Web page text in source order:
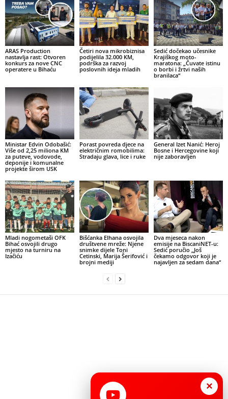
ARAS Production
nastavlja rast: Otvoren
konkurs za nove CNC
operatere u Bihaću
Četiri nova mikrobiznisa
podijelila 32.000 KM,
podrška za razvoj
poslovnih ideja mladih
Sedić dočekao učesnike
Krajiškog moto-
maratona: „Čuvate istinu
o borbi i žrtvi naših
branilaca“
Ministar Edvin Odobašić:
Više od 2,25 miliona KM
za puteve, vodovode,
deponije i komunalne
projekte širom USK
Porast povreda djece na
električnim romobilima:
Stradaju glava, lice i ruke
General Izet Nanić: Heroj
Bosne i Hercegovine koji
nije zaboravljen
Mladi nogometaši OFK
Bihać osvojili drugo
mjesto na turniru na
Izačiću
Bišćanka Elhana osvojila
društvene mreže: Njene
snimke dijele Toni
Cetinski, Marija Šerifović i
brojni mediji
Dva mjeseca nakon
emisije na BiscaniNET-u:
Sedić poručio „Još
čekamo odgovor koji je
najavljen za sedam dana“
×